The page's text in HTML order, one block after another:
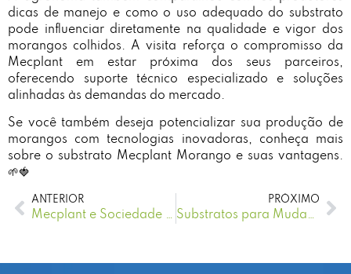
dicas de manejo e como o uso adequado do substrato
pode influenciar diretamente na qualidade e vigor dos
morangos colhidos. A visita reforça o compromisso da
Mecplant em estar próxima dos seus parceiros,
oferecendo suporte técnico especializado e soluções
alinhadas às demandas do mercado.
Se você também deseja potencializar sua produção de
morangos com tecnologias inovadoras, conheça mais
sobre o substrato Mecplant Morango e suas vantagens.
🌱🍓
ANTERIOR
Mecplant e Sociedade Chauá: Uma Parceria Sustentável para o Futuro das Florestas Nativas
PRÓXIMO
Substratos para Mudas: Inovação e Tecnologia Mecplant® para Maior Produtividade